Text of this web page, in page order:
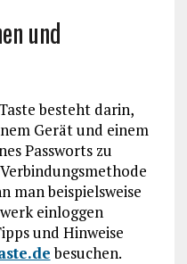
und
besteht darin,
Gerät und einem
Passworts zu
man beispielsweise
einloggen
und Hinweise
besuchen.